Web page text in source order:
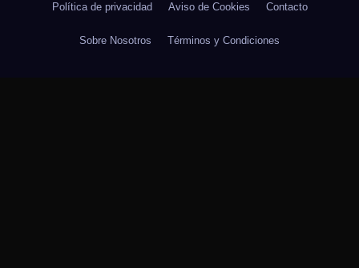
Política de privacidad Aviso de Cookies Contacto
Sobre Nosotros Términos y Condiciones